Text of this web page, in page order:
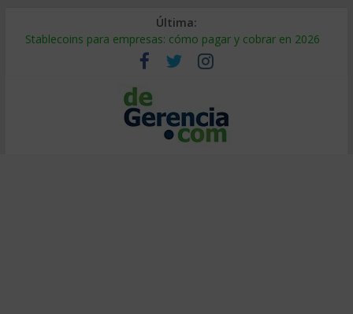
Última:
Stablecoins para empresas: cómo pagar y cobrar en 2026
Despido silencioso: qué es y por qué sale tan caro
IA en selección de personal: cómo auditarla a tiempo
Trabajo forzoso en la cadena de suministro: qué hacer
Mercado hispano de EE. UU.: cómo segmentarlo y venderle